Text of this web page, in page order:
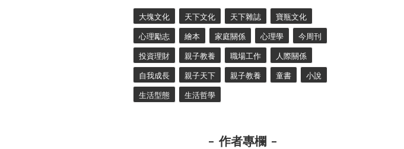
大塊文化 天下文化 天下雜誌 寶瓶文化
心理勵志 繪本 家庭關係 心理學 今周刊
投資理財 親子教養 職場工作 人際關係
自我成長 親子天下 親子教養 童書 小說
生活型態 生活哲學
作者專欄